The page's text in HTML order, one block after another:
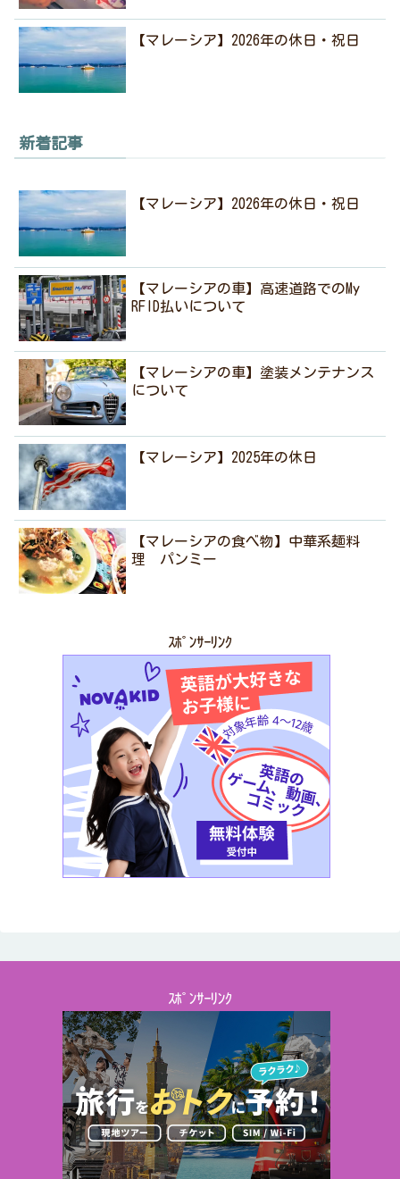
【マレーシア】2026年の休日・祝日
新着記事
【マレーシア】2026年の休日・祝日
【マレーシアの車】高速道路でのMy
RFID払いについて
【マレーシアの車】塗装メンテナンス
について
【マレーシア】2025年の休日
【マレーシアの食べ物】中華系麺料
理 パンミー
ｽﾎﾟﾝｻｰﾘﾝｸ
ｽﾎﾟﾝｻｰﾘﾝｸ